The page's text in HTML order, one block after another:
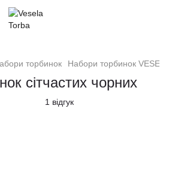
торбинок Набори торбинок
сітчастих чорних
1 відгук